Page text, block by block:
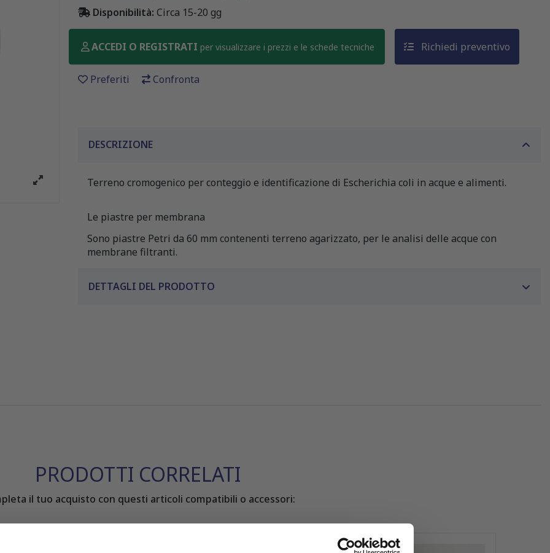
Disponibilità: Circa 15-20 gg
ACCEDI O REGISTRATI per visualizzare i prezzi e le schede tecniche Richiedi preventivo
Preferiti Confronta
DESCRIZIONE
Terreno cromogenico per conteggio e identificazione di Escherichia coli in acque e alimenti.
Le piastre per membrana
Sono piastre Petri da 60 mm contenenti terreno agarizzato, per le analisi delle acque con
membrane filtranti.
DETTAGLI DEL PRODOTTO
PRODOTTI CORRELATI
il tuo acquisto con questi articoli compatibili o accessori: